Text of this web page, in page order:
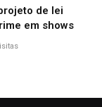
de lei
em shows